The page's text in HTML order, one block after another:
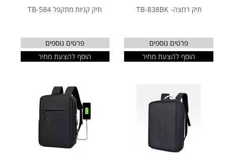
תיק רחצה- TB-838BK
פרטים נוספים
הוסף להצעת מחיר
תיק קניות מתקפל TB-584
פרטים נוספים
הוסף להצעת מחיר